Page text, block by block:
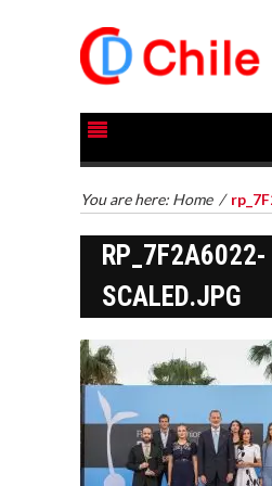
You are here: Home /
RP_7F2A6022-
SCALED.JPG
EL
LOS
EXPORTADOS
CHILE
El auge de
servicios